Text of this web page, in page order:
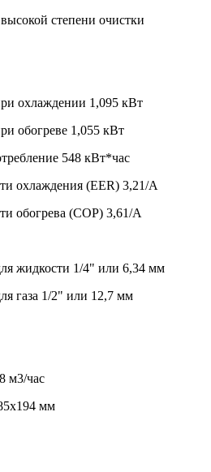
степени очистки
охлаждении 1,095 кВт
обогреве 1,055 кВт
548 кВт*час
охлаждения (EER) 3,21/А
обогрева (COP) 3,61/А
жидкости 1/4" или 6,34 мм
газа 1/2" или 12,7 мм
м3/час
мм